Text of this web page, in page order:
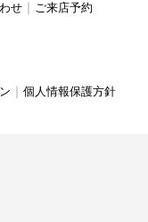
せ ご来店予約
個人情報保護方針